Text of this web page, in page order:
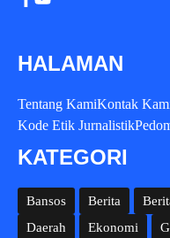
HALAMAN
Tentang KamiKontak
Kode Etik Jurnalistik
KATEGORI
Bansos Berita
Daerah
Ekonomi